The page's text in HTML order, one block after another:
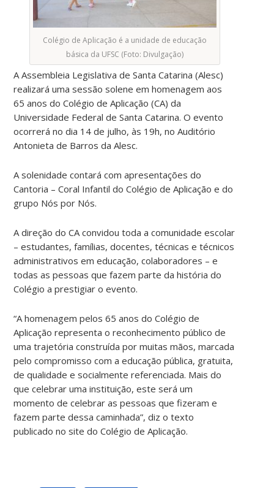
Colégio de Aplicação é a unidade de educação
básica da UFSC (Foto: Divulgação)
A Assembleia Legislativa de Santa Catarina (Alesc)
realizará uma sessão solene em homenagem aos
65 anos do Colégio de Aplicação (CA) da
Universidade Federal de Santa Catarina. O evento
ocorrerá no dia 14 de julho, às 19h, no Auditório
Antonieta de Barros da Alesc.
A solenidade contará com apresentações do
Cantoria – Coral Infantil do Colégio de Aplicação e do
grupo Nós por Nós.
A direção do CA convidou toda a comunidade escolar
– estudantes, famílias, docentes, técnicas e técnicos
administrativos em educação, colaboradores – e
todas as pessoas que fazem parte da história do
Colégio a prestigiar o evento.
“A homenagem pelos 65 anos do Colégio de
Aplicação representa o reconhecimento público de
uma trajetória construída por muitas mãos, marcada
pelo compromisso com a educação pública, gratuita,
de qualidade e socialmente referenciada. Mais do
que celebrar uma instituição, este será um
momento de celebrar as pessoas que fizeram e
fazem parte dessa caminhada”, diz o texto
publicado no site do Colégio de Aplicação.